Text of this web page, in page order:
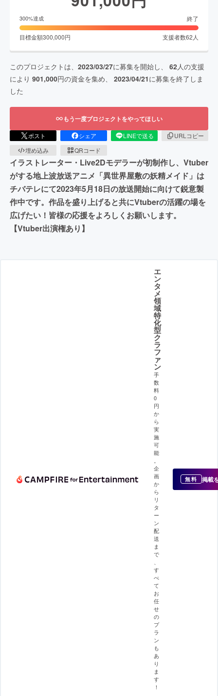
300%達成 終了
目標金額300,000円 支援者数62 人
このプロジェクトは、 2023/03/27に募集を開始し、 62人の支援
により 901,000円の資金を集め、 2023/04/21に募集を終了しま
した
もう一度プロジェクトをやってほしい
ポスト シェア LINEで送る
URLコピー
埋め込み
QRコード
イラストレーター・Live2Dモデラーが初制作し、Vtuber
がする地上波放送アニメ「異世界屋敷の妖精メイド」は
チバテレにて2023年5月18日の放送開始に向けて鋭意製
作中です。作品を盛り上げると共にVtuberの活躍の場を
広げたい！皆様の応援をよろしくお願いします。
【Vtuber出演権あり】
エ
ン
タ
メ
領
域
特
化
型
ク
ラ
フ
ァ
ン
手
数
料
0
円
か
ら
実
施
可
能
企
画
か
ら
リ
タ
ー
ン
配
送
ま
で
す
べ
て
お
任
せ
の
プ
ラ
ン
も
あ
り
ま
す
！
無料 掲載